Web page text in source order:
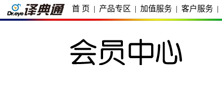
首 页 | 产品专区 | 加值服务 | 客户服务 |